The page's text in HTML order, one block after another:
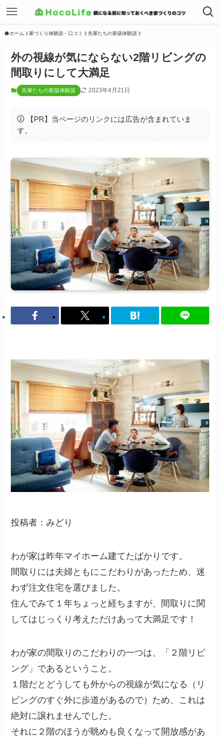
ホーム 家づくり体験談・口コミ 先輩たちの新築体験談
外の視線が気にならない2階リビングの
間取りにして大満足
先輩たちの新築体験談 2023年4月21日
【PR】当ページのリンクには広告が含まれていま
す。
投稿者：みどり
わが家は昨年マイホーム建てたばかりです。
間取りには夫婦ともにこだわりがあったため、迷
わず注文住宅を選びました。
住んでみて１年ちょっと経ちますが、間取りに関
してはじっくり考えただけあって大満足です！
わが家の間取りのこだわりの一つは、「２階リビ
ング」であるということ。
１階だとどうしても外からの視線が気になる（リ
ビングのすぐ外に歩道があるので）ため、これは
絶対に譲れませんでした。
それに２階のほうが眺めも良くなって開放感があ